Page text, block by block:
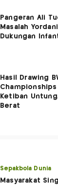
Pangeran Ali
Masalah
Dukungan
Hasil Drawing
Championships
Ketiban
Berat
Sepakbola Dunia
Masyarakat